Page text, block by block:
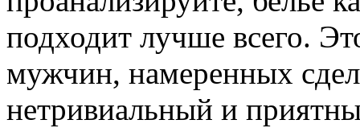
подходит лучше всего.
мужчин, намеренных
нетривиальный и